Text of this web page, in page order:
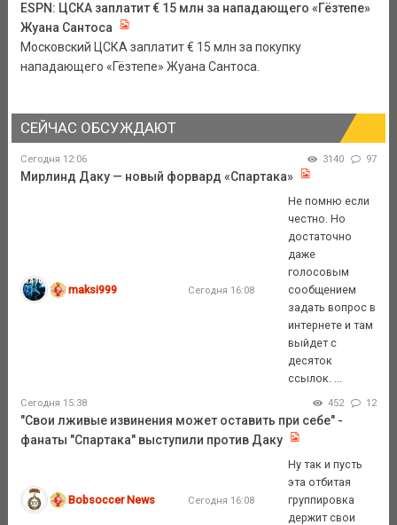
ESPN: ЦСКА заплатит € 15 млн за нападающего «Гёзтепе»
Жуана Сантоса
Московский ЦСКА заплатит € 15 млн за покупку
нападающего «Гёзтепе» Жуана Сантоса.
СЕЙЧАС ОБСУЖДАЮТ
Сегодня 12:06 3140 97
Мирлинд Даку — новый форвард «Спартака»
maksi999 Сегодня 16:08
Не помню если
честно. Но
достаточно
даже
голосовым
сообщением
задать вопрос в
интернете и там
выйдет с
десяток
ссылок. ...
Сегодня 15:38 452 12
"Свои лживые извинения может оставить при себе" -
фанаты "Спартака" выступили против Даку
Bobsoccer News Сегодня 16:08
Ну так и пусть
эта отбитая
группировка
держит свои